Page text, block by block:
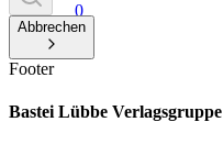
0
Abbrechen
Footer
Bastei Lübbe Verlagsgruppe